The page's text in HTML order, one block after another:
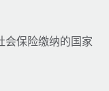
会保险缴纳的国家